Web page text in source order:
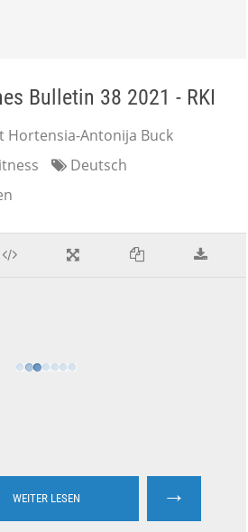
Bulletin 38 2021 - RKI
Hortensia-Antonija Buck
Deutsch
WEITER LESEN →